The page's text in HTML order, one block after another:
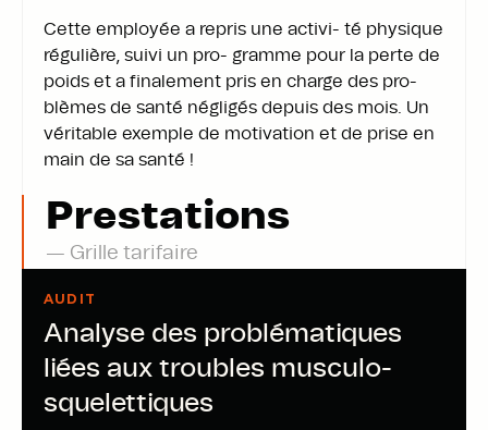
Cette employée a repris une activi- té physique
régulière, suivi un pro- gramme pour la perte de
poids et a finalement pris en charge des pro-
blèmes de santé négligés depuis des mois. Un
véritable exemple de motivation et de prise en
main de sa santé !
Prestations
— Grille tarifaire
AUDIT
Analyse des problématiques
liées aux troubles musculo-
squelettiques